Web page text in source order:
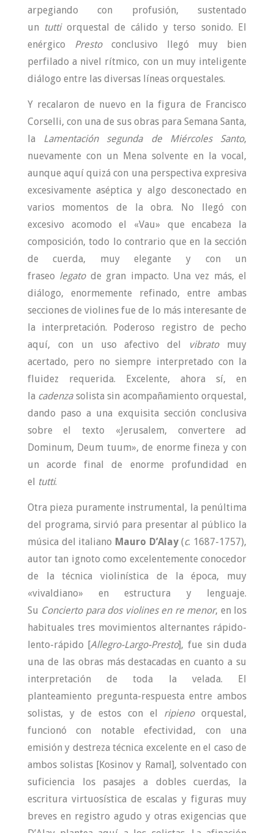
arpegiando con profusión, sustentado
un tuttiorquestal de cálido y terso sonido. El
enérgico Prestoconclusivo llegó muy bien
perfilado a nivel rítmico, con un muy inteligente
diálogo entre las diversas líneas orquestales.
Y recalaron de nuevo en la figura de Francisco
Corselli, con una de sus obras para Semana Santa,
la Lamentación segunda de Miércoles Santo,
nuevamente con un Mena solvente en la vocal,
aunque aquí quizá con una perspectiva expresiva
excesivamente aséptica y algo desconectado en
varios momentos de la obra. No llegó con
excesivo acomodo el «Vau» que encabeza la
composición, todo lo contrario que en la sección
de cuerda, muy elegante y con un
fraseo legatode gran impacto. Una vez más, el
diálogo, enormemente refinado, entre ambas
secciones de violines fue de lo más interesante de
la interpretación. Poderoso registro de pecho
aquí, con un uso afectivo del vibratomuy
acertado, pero no siempre interpretado con la
fluidez requerida. Excelente, ahora sí, en
la cadenzasolista sin acompañamiento orquestal,
dando paso a una exquisita sección conclusiva
sobre el texto «Jerusalem, convertere ad
Dominum, Deum tuum», de enorme fineza y con
un acorde final de enorme profundidad en
el
tutti.
Otra pieza puramente instrumental, la penúltima
del programa, sirvió para presentar al público la
música del italiano Mauro D’Alay(c. 1687-1757),
autor tan ignoto como excelentemente conocedor
de la técnica violinística de la época, muy
«vivaldiano» en estructura y lenguaje.
Su Concierto para dos violines en re menor, en los
habituales tres movimientos alternantes rápido-
lento-rápido [Allegro-Largo-Presto], fue sin duda
una de las obras más destacadas en cuanto a su
interpretación de toda la velada. El
planteamiento pregunta-respuesta entre ambos
solistas, y de estos con el ripienoorquestal,
funcionó con notable efectividad, con una
emisión y destreza técnica excelente en el caso de
ambos solistas [Kosinov y Ramal], solventado con
suficiencia los pasajes a dobles cuerdas, la
escritura virtuosística de escalas y figuras muy
breves en registro agudo y otras exigencias que